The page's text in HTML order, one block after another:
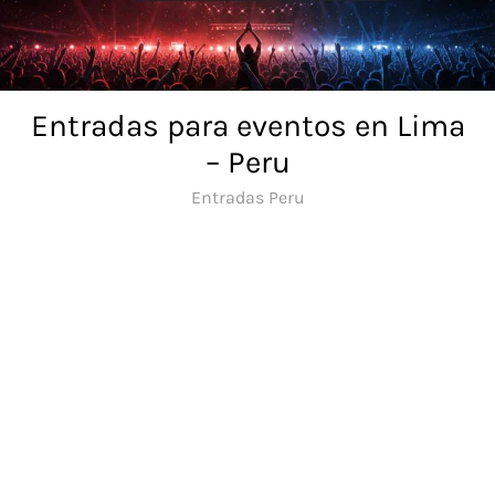
Skip
to
content
Entradas para eventos en Lima
– Peru
Entradas Peru